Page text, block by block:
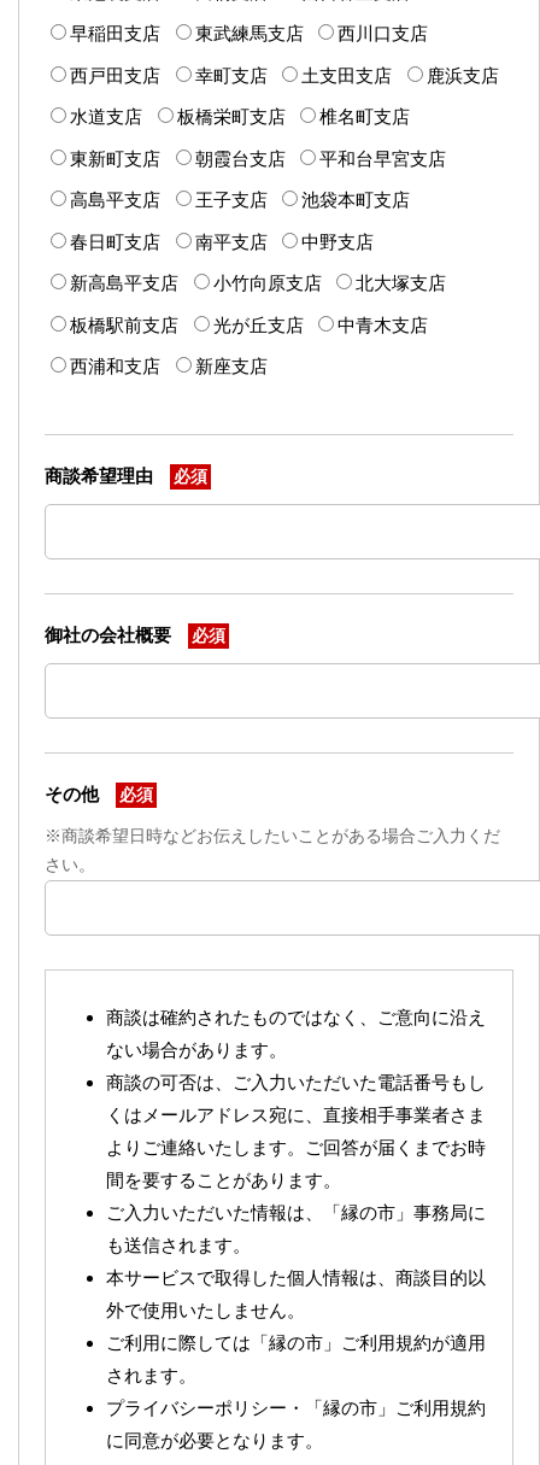
早稲田支店 東武練馬支店 西川口支店
西戸田支店 幸町支店 土支田支店 鹿浜支店
水道支店 板橋栄町支店 椎名町支店
東新町支店 朝霞台支店 平和台早宮支店
高島平支店 王子支店 池袋本町支店
春日町支店 南平支店 中野支店
新高島平支店 小竹向原支店 北大塚支店
板橋駅前支店 光が丘支店 中青木支店
西浦和支店 新座支店
商談希望理由 必須
御社の会社概要 必須
その他 必須
※商談希望日時などお伝えしたいことがある場合ご入力くだ
さい。
商談は確約されたものではなく、ご意向に沿え
ない場合があります。
商談の可否は、ご入力いただいた電話番号もし
くはメールアドレス宛に、直接相手事業者さま
よりご連絡いたします。ご回答が届くまでお時
間を要することがあります。
ご入力いただいた情報は、「縁の市」事務局に
も送信されます。
本サービスで取得した個人情報は、商談目的以
外で使用いたしません。
ご利用に際しては「縁の市」ご利用規約が適用
されます。
プライバシーポリシー・「縁の市」ご利用規約
に同意が必要となります。